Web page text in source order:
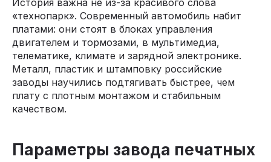
История важна не из-за красивого слова
«технопарк». Современный автомобиль набит
платами: они стоят в блоках управления
двигателем и тормозами, в мультимедиа,
телематике, климате и зарядной электронике.
Металл, пластик и штамповку российские
заводы научились подтягивать быстрее, чем
плату с плотным монтажом и стабильным
качеством.
Параметры завода печатных